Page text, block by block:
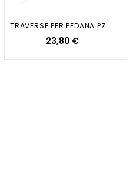
TRAVERSE PER PEDANA PZ 4 VESPA...
23,80 €